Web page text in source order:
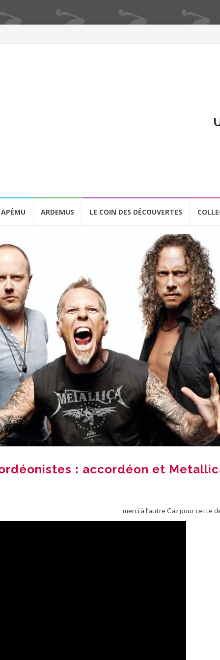
APÉMU ARDEMUS LE COIN DES DÉCOUVERTES
: accordéon et
merci à l’autre Caz pour cette